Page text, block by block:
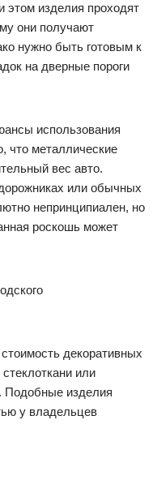
изделия проходят
они получают
нужно быть готовым к
на дверные пороги
использования
что металлические
вес авто.
или обычных
непринципиален, но
роскошь может
декоративных
или
Подобные изделия
у владельцев